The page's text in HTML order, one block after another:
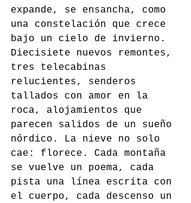
expande, se ensancha, como
una constelación que crece
bajo un cielo de invierno.
Diecisiete nuevos remontes,
tres telecabinas
relucientes, senderos
tallados con amor en la
roca, alojamientos que
parecen salidos de un sueño
nórdico. La nieve no solo
cae: florece. Cada montaña
se vuelve un poema, cada
pista una línea escrita con
el cuerpo, cada descenso un